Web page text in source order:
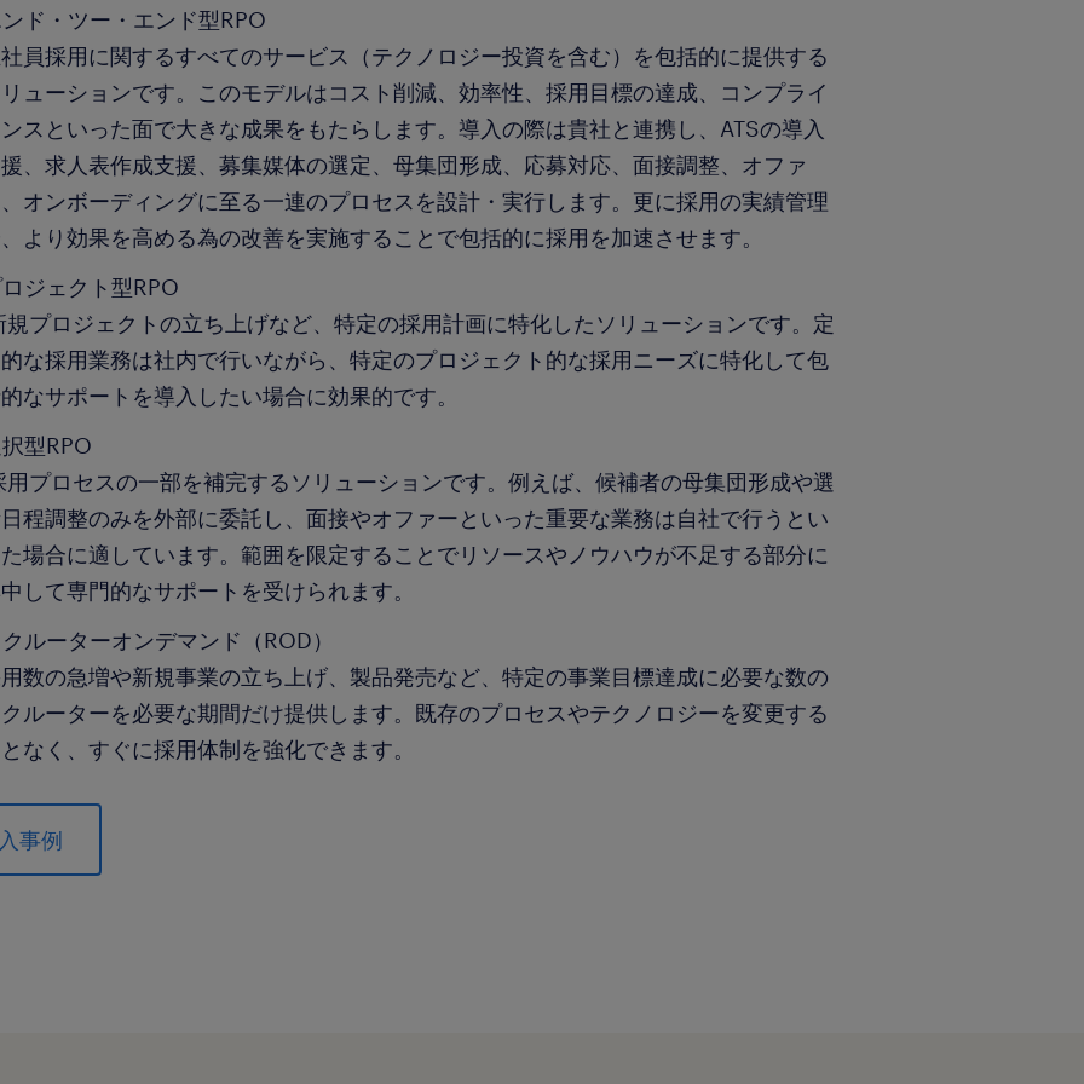
ド・ツー・エンド型RPO
員採用に関するすべてのサービス（テクノロジー投資を含む）を包括的に提供する
ューションです。このモデルはコスト削減、効率性、採用目標の達成、コンプライ
スといった面で大きな成果をもたらします。導入の際は貴社と連携し、ATSの導入
、求人表作成支援、募集媒体の選定、母集団形成、応募対応、面接調整、オファ
オンボーディングに至る一連のプロセスを設計・実行します。更に採用の実績管理
より効果を高める為の改善を実施することで包括的に採用を加速させます。
ジェクト型RPO
プロジェクトの立ち上げなど、特定の採用計画に特化したソリューションです。定
な採用業務は社内で行いながら、特定のプロジェクト的な採用ニーズに特化して包
なサポートを導入したい場合に効果的です。
型RPO
プロセスの一部を補完するソリューションです。例えば、候補者の母集団形成や選
程調整のみを外部に委託し、面接やオファーといった重要な業務は自社で行うとい
場合に適しています。範囲を限定することでリソースやノウハウが不足する部分に
して専門的なサポートを受けられます。
ルーターオンデマンド（ROD）
数の急増や新規事業の立ち上げ、製品発売など、特定の事業目標達成に必要な数の
ルーターを必要な期間だけ提供します。既存のプロセスやテクノロジーを変更する
なく、すぐに採用体制を強化できます。
事例